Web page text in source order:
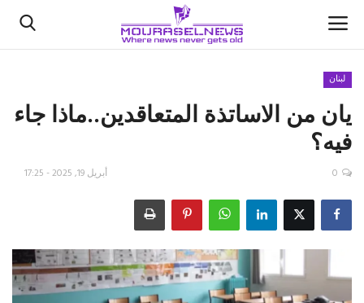
الأخبار
كتّابنا
اقتصاد
علوم وتكنولوجيا
لبنان
يان من الاساتذة المتعاقدين..ماذا جاء
فيه؟
أبريل 19, 2025 - 17:25 0